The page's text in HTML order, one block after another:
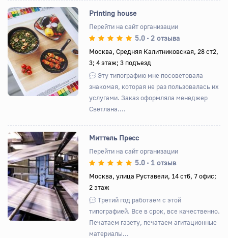
Назад Вперед
Printing house
Перейти на сайт организации
5.0 • 2 отзыва
Москва, Средняя Калитниковская, 28 ст2,
3; 4 этаж; 3 подъезд
Эту типографию мне посоветовала
знакомая, которая не раз пользовалась их
услугами. Заказ оформляла менеджер
Светлана....
Назад Вперед
Миттель Пресс
Перейти на сайт организации
5.0 • 1 отзыв
Москва, улица Руставели, 14 ст6, 7 офис;
2 этаж
Третий год работаем с этой
типографией. Все в срок, все качественно.
Печатаем газету, печатаем агитационные
материалы...